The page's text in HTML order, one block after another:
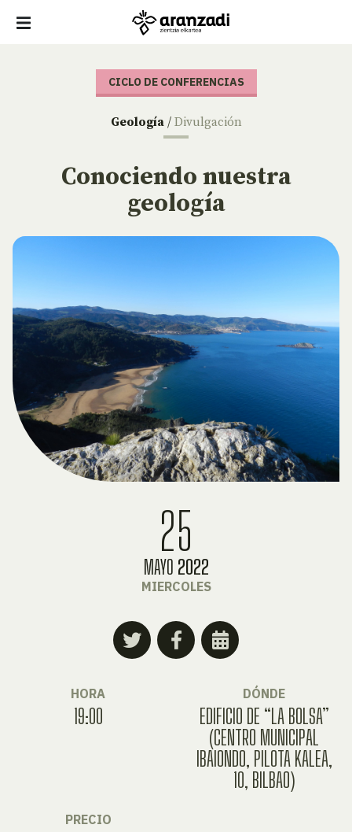
CICLO DE CONFERENCIAS
Geología/ Divulgación
Conociendo nuestra
geología
25
MAYO 2022
MIERCOLES
HORA
19:00
DÓNDE
EDIFICIO DE “LA BOLSA”
(CENTRO MUNICIPAL
IBAIONDO, PILOTA KALEA,
10, BILBAO)
PRECIO